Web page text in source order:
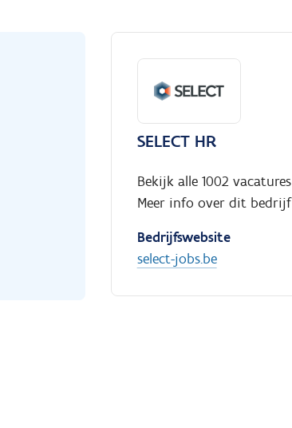
SELECT HR
Bekijk alle 1002 vacatures
Meer info over dit bedrijf
Bedrijfswebsite
select-jobs.be